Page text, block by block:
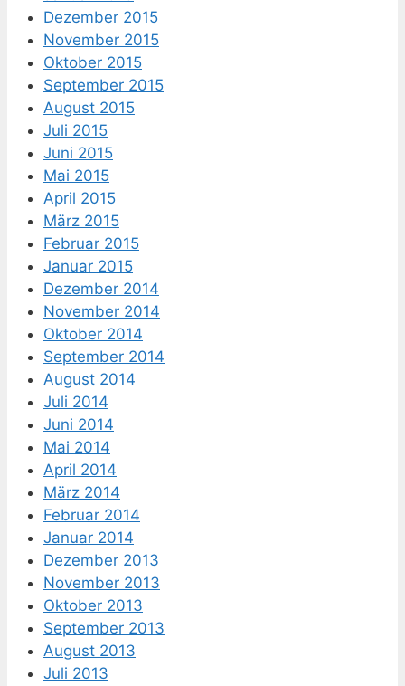
Dezember 2015
November 2015
Oktober 2015
September 2015
August 2015
Juli 2015
Juni 2015
Mai 2015
April 2015
März 2015
Februar 2015
Januar 2015
Dezember 2014
November 2014
Oktober 2014
September 2014
August 2014
Juli 2014
Juni 2014
Mai 2014
April 2014
März 2014
Februar 2014
Januar 2014
Dezember 2013
November 2013
Oktober 2013
September 2013
August 2013
Juli 2013